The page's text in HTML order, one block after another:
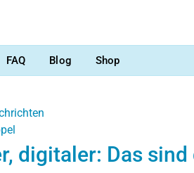
FAQ Blog Shop
digitaler: Das sind